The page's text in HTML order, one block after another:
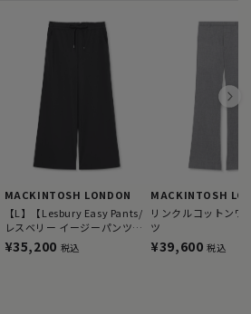
MACKINTOSH LONDON
【L】【Lesbury Easy Pants/
レスベリー イージーパンツ】
トリコットストレッチワイド
パンツ
¥35,200 税込
MACKINTOSH
リンクルコットンワ
ツ
¥39,600 税込